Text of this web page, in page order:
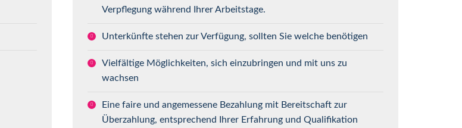
Verpflegung während Ihrer Arbeitstage.
Unterkünfte stehen zur Verfügung, sollten Sie welche benötigen
Vielfältige Möglichkeiten, sich einzubringen und mit uns zu
wachsen
Eine faire und angemessene Bezahlung mit Bereitschaft zur
Überzahlung, entsprechend Ihrer Erfahrung und Qualifikation